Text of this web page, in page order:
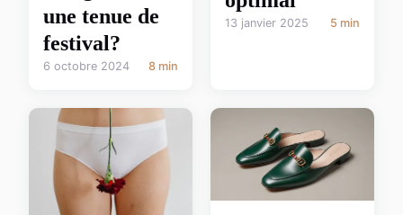
une tenue de
festival?
6 octobre 2024 8 min
13 janvier 2025 5 min